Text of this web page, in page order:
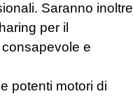
Saranno inoltre
per il
e
potenti motori di